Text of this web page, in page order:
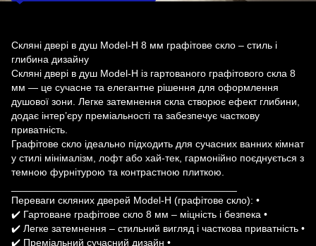
Скляні двері в душ Model-H 8 мм графітове скло – стиль і
глибина дизайну
Скляні двері в душ Model-H із гартованого графітового скла 8
мм — це сучасне та елегантне рішення для оформлення
душової зони. Легке затемнення скла створює ефект глибини,
додає інтер’єру преміальності та забезпечує часткову
приватність.
Графітове скло ідеально підходить для сучасних ванних кімнат
у стилі мінімалізм, лофт або хай-тек, гармонійно поєднується з
темною фурнітурою та контрастною плиткою.
Переваги скляних дверей Model-H (графітове скло): •
✔️ Гартоване графітове скло 8 мм – міцність і безпека •
✔️ Легке затемнення – стильний вигляд і часткова приватність •
✔️ Преміальний сучасний дизайн •